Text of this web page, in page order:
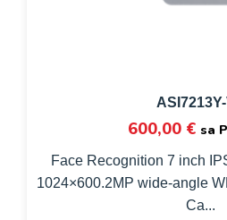
600,00 € sa
Face Recognition 7 inch
1024×600.2MP wide-angle
Ca...